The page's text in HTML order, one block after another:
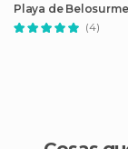
Playa de Belosurme
(4)